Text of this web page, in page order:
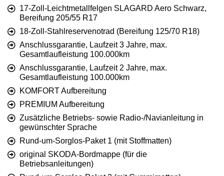
17-Zoll-Leichtmetallfelgen SLAGARD Aero Schwarz,
Bereifung 205/55 R17
18-Zoll-Stahlreservenotrad (Bereifung 125/70 R18)
Anschlussgarantie, Laufzeit 3 Jahre, max.
Gesamtlaufleistung 100.000km
Anschlussgarantie, Laufzeit 2 Jahre, max.
Gesamtlaufleistung 100.000km
KOMFORT Aufbereitung
PREMIUM Aufbereitung
Zusätzliche Betriebs- sowie Radio-/Navianleitung in
gewünschter Sprache
Rund-um-Sorglos-Paket 1 (mit Stoffmatten)
original SKODA-Bordmappe (für die
Betriebsanleitungen)